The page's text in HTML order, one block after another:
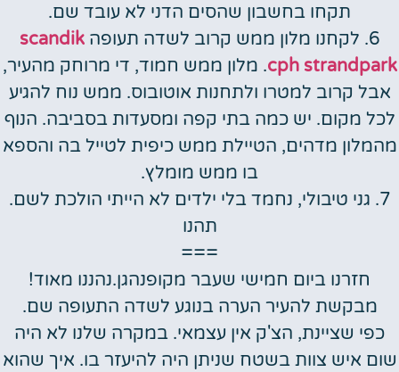
תקחו בחשבון שהסים הדני לא עובד שם.
6. לקחנו מלון ממש קרוב לשדה תעופה
scandik
cph strandpark. מלון ממש חמוד, די מרוחק מהעיר,
אבל קרוב למטרו ולתחנות אוטובוס. ממש נוח להגיע
לכל מקום. יש כמה בתי קפה ומסעדות בסביבה. הנוף
מהמלון מדהים, הטיילת ממש כיפית לטייל בה והספא
בו ממש מומלץ.
7. גני טיבולי, נחמד בלי ילדים לא הייתי הולכת לשם.
תהנו
===
חזרנו ביום חמישי שעבר מקופנהגן.נהננו מאוד!
מבקשת להעיר הערה בנוגע לשדה התעופה שם.
כפי שציינת, הצ'ק אין עצמאי. במקרה שלנו לא היה
שום איש צוות בשטח שניתן היה להיעזר בו. איך שהוא